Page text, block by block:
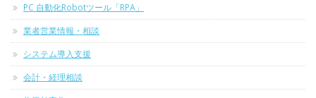
PC 自動化Robotツール「RPA」
業者営業情報・相談
システム導入支援
会計・経理相談